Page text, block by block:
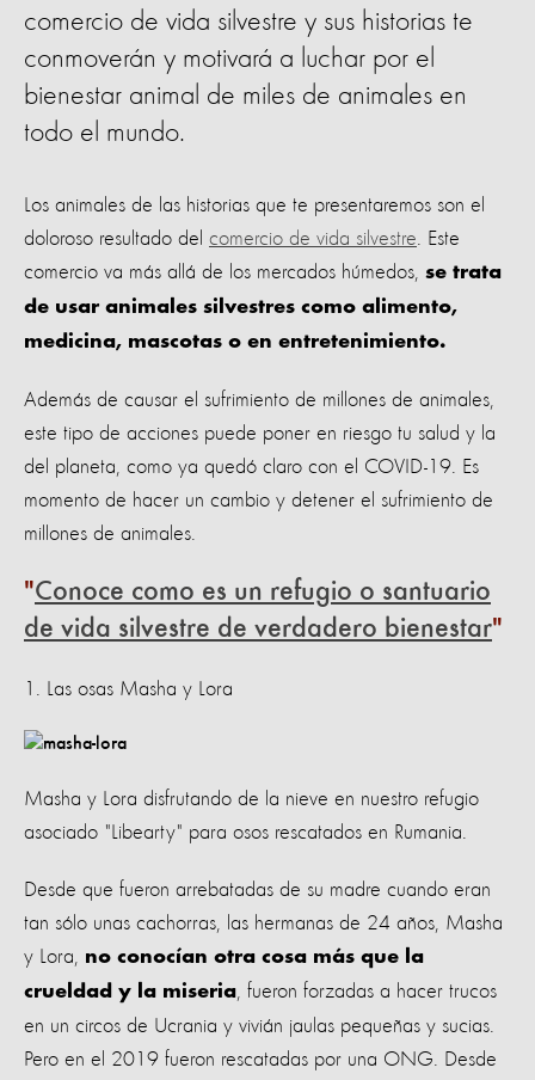
comercio de vida silvestre y sus historias te
conmoverán y motivará a luchar por el
bienestar animal de miles de animales en
todo el mundo.
Los animales de las historias que te presentaremos son el
doloroso resultado del comercio de vida silvestre . Este
comercio va más allá de los mercados húmedos, se trata
de usar animales silvestres como alimento,
medicina, mascotas o en entretenimiento.
Además de causar el sufrimiento de millones de animales,
este tipo de acciones puede poner en riesgo tu salud y la
del planeta, como ya quedó claro con el COVID-19.
Es
momento de hacer un cambio y detener el sufrimiento de
millones de animales.
Conoce como es un refugio o santuario
de vida silvestre de verdadero bienestar
1. Las osas Masha y Lora
Masha y Lora disfrutando de la nieve en nuestro refugio
asociado "Libearty" para osos rescatados en Rumania.
Desde que fueron arrebatadas de su madre cuando eran
tan sólo unas cachorras, las hermanas de 24 años, Masha
y Lora, no conocían otra cosa más que la
crueldad y la miseria , fueron forzadas a hacer trucos
en un circos de Ucrania y vivián jaulas pequeñas y sucias.
Pero en el 2019 fueron rescatadas por una ONG. Desde